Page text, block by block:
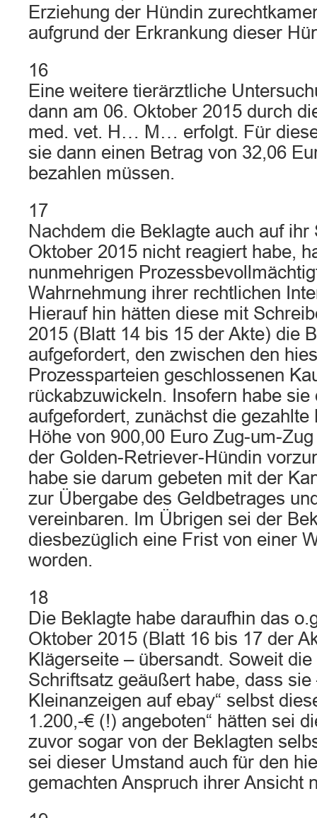
Erziehung der Hündin
aufgrund der Erkrankung dieser
16
Eine weitere tierärztliche
dann am 06. Oktober 2015 durch
med. vet. H… M… erfolgt. Für
sie dann einen Betrag von 32,06
bezahlen müssen.
17
Nachdem die Beklagte auch auf
Oktober 2015 nicht reagiert habe,
nunmehrigen
Wahrnehmung ihrer rechtlichen
Hierauf hin hätten diese mit
2015 (Blatt 14 bis 15 der Akte) die
aufgefordert, den zwischen den
Prozessparteien geschlossenen
rückabzuwickeln. Insofern habe sie
aufgefordert, zunächst die
Höhe von 900,00 Euro Zug-um-
der Golden-Retriever-Hündin
habe sie darum gebeten mit der
zur Übergabe des Geldbetrages
vereinbaren. Im Übrigen sei der
diesbezüglich eine Frist von einer
worden.
18
Die Beklagte habe daraufhin das
Oktober 2015 (Blatt 16 bis 17 der
Klägerseite – übersandt. Soweit
Schriftsatz geäußert habe, dass sie
Kleinanzeigen auf ebay“ selbst
1.200,-€ (!) angeboten“ hätten sei
zuvor sogar von der Beklagten
sei dieser Umstand auch für den
gemachten Anspruch ihrer Ansicht